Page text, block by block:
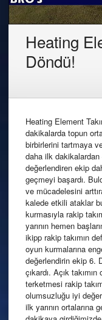
Heating
Döndü!
Heating Element
dakikalarda topun
birbirlerini tartmaya
daha ilk dakikalardan
değerlendiren ekip
geçmeyi başardı.
ve mücadelesini
kalede etkili ataklar
kurmasıyla rakip
yarının hemen
ikipp rakip takımın
oyun kurmalarına
değerlendirin ekip 6.
çıkardı. Açık
terketmesi rakip
olumsuzluğu iyi
ilk yarının ortalarına